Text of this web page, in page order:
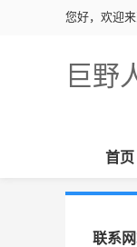
您好，欢迎来
巨野
首页
联系